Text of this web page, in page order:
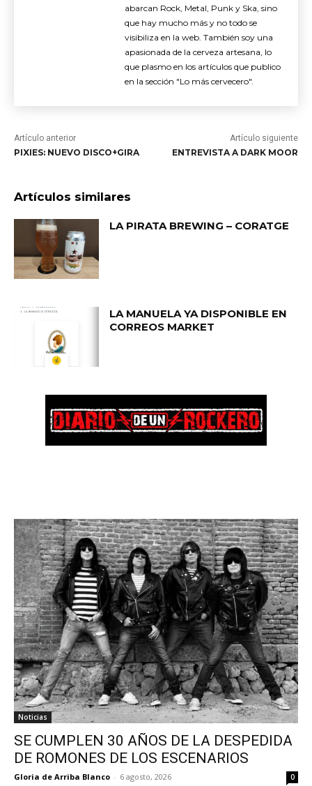
abarcan Rock, Metal, Punk y Ska, sino
que hay mucho más y no todo se
visibiliza en la web. También soy una
apasionada de la cerveza artesana, lo
que plasmo en los artículos que publico
en la sección "Lo más cervecero".
Artículo anterior
PIXIES: NUEVO DISCO+GIRA
Artículo siguiente
ENTREVISTA A DARK MOOR
Artículos similares
LA PIRATA BREWING – CORATGE
LA MANUELA YA DISPONIBLE EN
CORREOS MARKET
Noticias
SE CUMPLEN 30 AÑOS DE LA DESPEDIDA
DE ROMONES DE LOS ESCENARIOS
Gloria de Arriba Blanco - 6 agosto, 2026 0